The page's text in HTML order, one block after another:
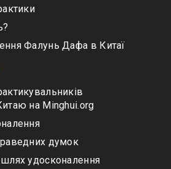
Фалунь Дафа в Китаї
на Minghui.org
думок
удосконалення